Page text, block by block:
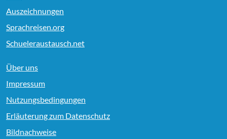
Auszeichnungen
Sprachreisen.org
Schueleraustausch.net
Über uns
Impressum
Nutzungsbedingungen
Erläuterung zum Datenschutz
Bildnachweise